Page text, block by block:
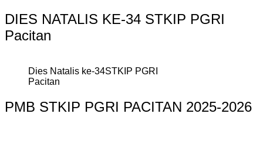
DIES NATALIS KE-34 STKIP PGRI
Pacitan
Dies Natalis ke-34STKIP PGRI
Pacitan
PMB STKIP PGRI PACITAN 2025-2026